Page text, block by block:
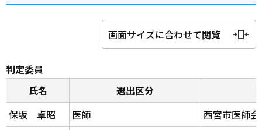
画面サイズに合わせて閲覧
判定委員
氏名
選出区分
保坂 卓昭
医師
西宮市医師会